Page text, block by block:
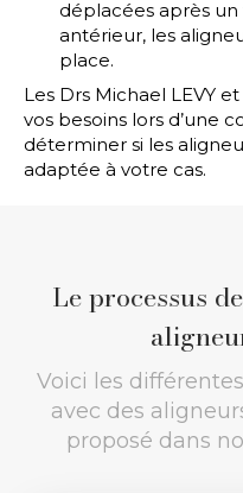
déplacées après
antérieur, les
place.
Les Drs Michael LEVY
vos besoins lors d’une
déterminer si les
adaptée à votre cas.
Le processus
Voici les
avec des
proposé dans